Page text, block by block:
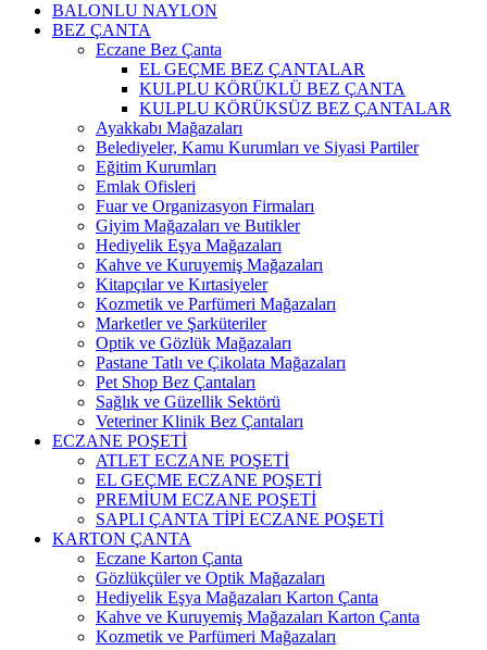
BALONLU NAYLON
BEZ ÇANTA
Eczane Bez Çanta
EL GEÇME BEZ ÇANTALAR
KULPLU KÖRÜKLÜ BEZ ÇANTA
KULPLU KÖRÜKSÜZ BEZ ÇANTALAR
Ayakkabı Mağazaları
Belediyeler, Kamu Kurumları ve Siyasi Partiler
Eğitim Kurumları
Emlak Ofisleri
Fuar ve Organizasyon Firmaları
Giyim Mağazaları ve Butikler
Hediyelik Eşya Mağazaları
Kahve ve Kuruyemiş Mağazaları
Kitapçılar ve Kırtasiyeler
Kozmetik ve Parfümeri Mağazaları
Marketler ve Şarküteriler
Optik ve Gözlük Mağazaları
Pastane Tatlı ve Çikolata Mağazaları
Pet Shop Bez Çantaları
Sağlık ve Güzellik Sektörü
Veteriner Klinik Bez Çantaları
ECZANE POŞETİ
ATLET ECZANE POŞETİ
EL GEÇME ECZANE POŞETİ
PREMİUM ECZANE POŞETİ
SAPLI ÇANTA TİPİ ECZANE POŞETİ
KARTON ÇANTA
Eczane Karton Çanta
Gözlükçüler ve Optik Mağazaları
Hediyelik Eşya Mağazaları Karton Çanta
Kahve ve Kuruyemiş Mağazaları Karton Çanta
Kozmetik ve Parfümeri Mağazaları